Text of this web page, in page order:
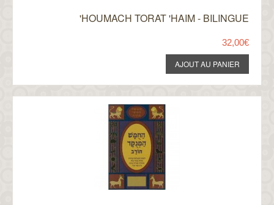
'HOUMACH TORAT 'HAIM - BILINGUE
32,00€